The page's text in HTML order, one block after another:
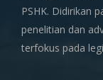
PSHK. Didirikan
penelitian dan
terfokus pada